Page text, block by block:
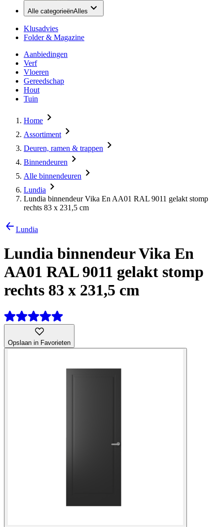
Alle categorieënAlles
Klusadvies
Folder & Magazine
Aanbiedingen
Verf
Vloeren
Gereedschap
Hout
Tuin
Home
Assortiment
Deuren, ramen & trappen
Binnendeuren
Alle binnendeuren
Lundia
Lundia binnendeur Vika En AA01 RAL 9011 gelakt stomp
rechts 83 x 231,5 cm
Lundia
Lundia binnendeur Vika En
AA01 RAL 9011 gelakt stomp
rechts 83 x 231,5 cm
Opslaan in Favorieten